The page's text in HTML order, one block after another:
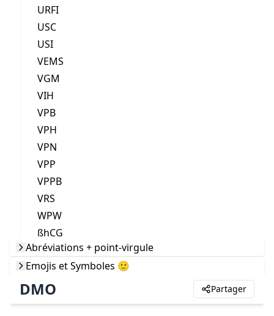
URFI
USC
USI
VEMS
VGM
VIH
VPB
VPH
VPN
VPP
VPPB
VRS
WPW
ßhCG
Abréviations + point-virgule
Emojis et Symboles 🙂
DMO Partager